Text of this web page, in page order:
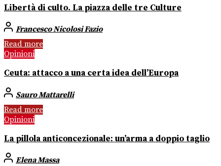
Libertà di culto. La piazza delle tre Culture
Francesco Nicolosi Fazio
Read more
Opinioni
Ceuta: attacco a una certa idea dell’Europa
Sauro Mattarelli
Read more
Opinioni
La pillola anticoncezionale: un’arma a doppio taglio
Elena Massa